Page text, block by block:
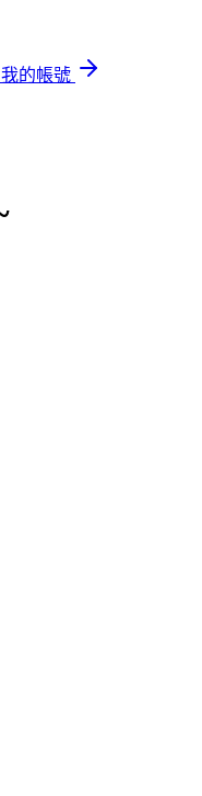
我的帳號